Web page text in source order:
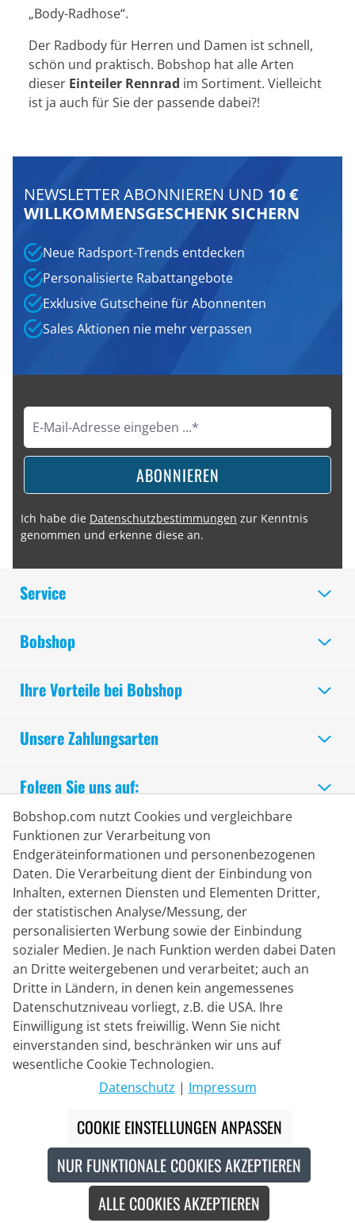
„Body-Radhose“.
Der Radbody für Herren und Damen ist schnell,
schön und praktisch. Bobshop hat alle Arten
dieser Einteiler Rennrad im Sortiment. Vielleicht
ist ja auch für Sie der passende dabei?!
NEWSLETTER ABONNIEREN UND 10 €
WILLKOMMENSGESCHENK SICHERN
Neue Radsport-Trends entdecken
Personalisierte Rabattangebote
Exklusive Gutscheine für Abonnenten
Sales Aktionen nie mehr verpassen
ABONNIEREN
Ich habe die Datenschutzbestimmungen zur Kenntnis
genommen und erkenne diese an.
Service
Bobshop
Ihre Vorteile bei Bobshop
Unsere Zahlungsarten
Livechat
Mo - Fr: 8:30 bis 16:00 (MEZ)
Whatsapp
Folgen Sie uns auf:
Sicheres Einkaufen
Lieferpartner
Bobshop.com nutzt Cookies und vergleichbare
Funktionen zur Verarbeitung von
Endgeräteinformationen und personenbezogenen
Daten. Die Verarbeitung dient der Einbindung von
Inhalten, externen Diensten und Elementen Dritter,
der statistischen Analyse/Messung, der
personalisierten Werbung sowie der Einbindung
sozialer Medien. Je nach Funktion werden dabei Daten
an Dritte weitergebenen und verarbeitet; auch an
Dritte in Ländern, in denen kein angemessenes
Datenschutzniveau vorliegt, z.B. die USA. Ihre
Einwilligung ist stets freiwillig. Wenn Sie nicht
einverstanden sind, beschränken wir uns auf
wesentliche Cookie Technologien.
Datenschutz | Impressum
COOKIE EINSTELLUNGEN ANPASSEN
NUR FUNKTIONALE COOKIES AKZEPTIEREN
ALLE COOKIES AKZEPTIEREN